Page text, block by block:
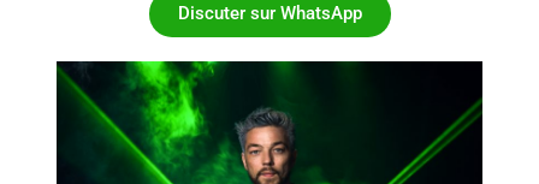
Discuter sur WhatsApp